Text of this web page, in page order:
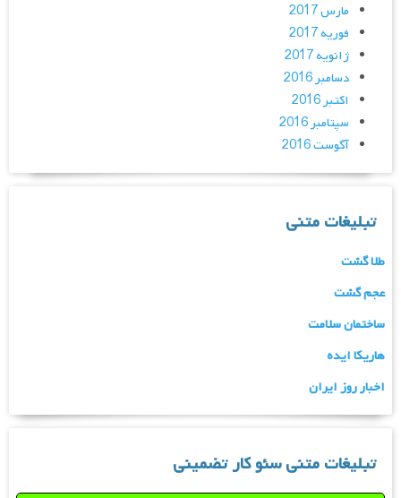
مارس 2017
فوریه 2017
ژانویه 2017
دسامبر 2016
اکتبر 2016
سپتامبر 2016
آگوست 2016
تبلیغات متنی
طلا گشت
عجم گشت
ساختمان سلامت
هاریکا ایده
اخبار روز ایران
تبلیغات متنی سئو کار تضمینی